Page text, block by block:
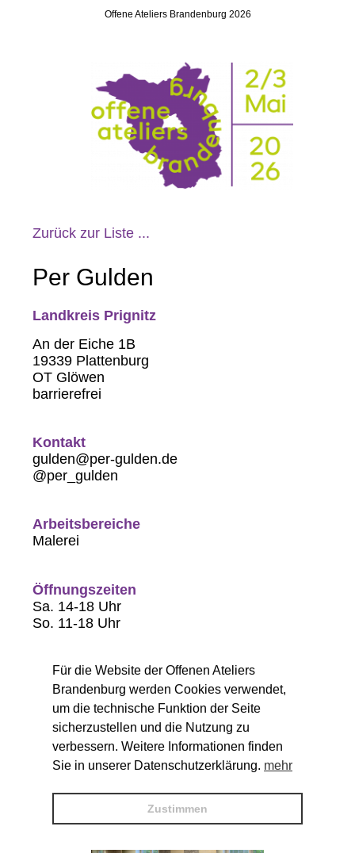
Offene Ateliers Brandenburg 2026
Zurück zur Liste ...
Per Gulden
Landkreis Prignitz
An der Eiche 1B
19339 Plattenburg
OT Glöwen
barrierefrei
Kontakt
gulden@per-gulden.de
@per_gulden
Arbeitsbereiche
Malerei
Öffnungszeiten
Sa. 14-18 Uhr
So. 11-18 Uhr
Für die Website der Offenen Ateliers
Brandenburg werden Cookies verwendet,
um die technische Funktion der Seite
sicherzustellen und die Nutzung zu
verbessern. Weitere Informationen finden
Sie in unserer Datenschutzerklärung. mehr
Zustimmen